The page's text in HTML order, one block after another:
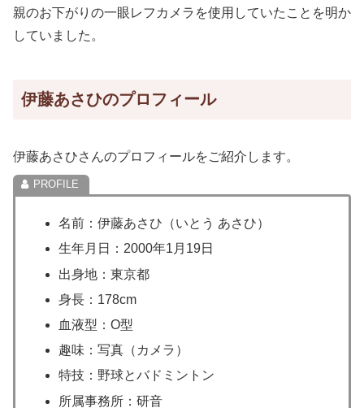
親のお下がりの一眼レフカメラを使用していたことを明か
していました。
伊藤あさひのプロフィール
伊藤あさひさんのプロフィールをご紹介します。
名前：伊藤あさひ（いとう あさひ）
生年月日：2000年1月19日
出身地：東京都
身長：178cm
血液型：O型
趣味：写真（カメラ）
特技：野球とバドミントン
所属事務所：研音